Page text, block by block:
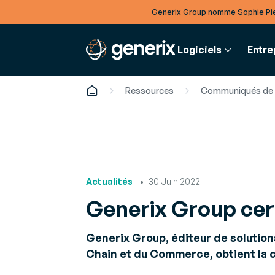
Generix Group nomme Sophie
Logiciels
électronique
de facturation achat et
vente
Plateforme Agréée
de vos
Gestion
Découvrez qui nous sommes
Gouvernance
Carrières
Études
pour
Ressources Communiqués
Actualités 30 Juin 2022
Generix Group
Generix Group, éditeur de
Chain et du Commerce, obtient